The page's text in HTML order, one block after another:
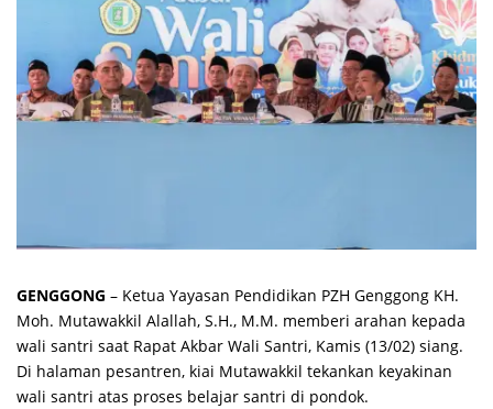
GENGGONG – Ketua Yayasan Pendidikan PZH Genggong KH.
Moh. Mutawakkil Alallah, S.H., M.M. memberi arahan kepada
wali santri saat Rapat Akbar Wali Santri, Kamis (13/02) siang.
Di halaman pesantren, kiai Mutawakkil tekankan keyakinan
wali santri atas proses belajar santri di pondok.